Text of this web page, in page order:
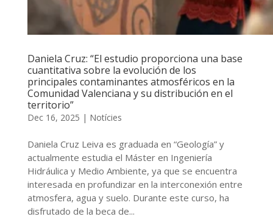
Daniela Cruz: “El estudio proporciona una base
cuantitativa sobre la evolución de los
principales contaminantes atmosféricos en la
Comunidad Valenciana y su distribución en el
territorio”
Dec 16, 2025 | Notícies
Daniela Cruz Leiva es graduada en “Geología” y
actualmente estudia el Máster en Ingeniería
Hidráulica y Medio Ambiente, ya que se encuentra
interesada en profundizar en la interconexión entre
atmosfera, agua y suelo. Durante este curso, ha
disfrutado de la beca de...